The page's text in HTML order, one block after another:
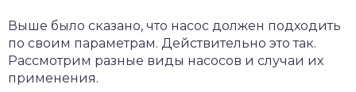
Выше было сказано, что насос должен подходить
по своим параметрам. Действительно это так.
Рассмотрим разные виды насосов и случаи их
применения.